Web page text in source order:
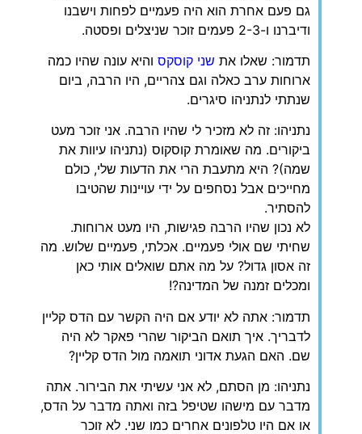
גם פעם אחרת הוא היה פעמיים לפחות וישבנו
ודיברנו ו-2-3 פעמים זוכר שניצלים ופסטה.
תדמור: שאלו את שני קוסקס והיא עונה שהיו כמה
ארוחות ערב כאלה וגם צהריים, היו הרבה, ביום
שנתתי לנתניהו סיגרים.
נתניהו: זה לא מזכיר לי שהיו הרבה. אני זוכר מעט
ביקורים. מה שאומרת קוסקוס (נתניהו עיוות את
שמה)? היא מתעבת הרי את הדעות שלי, כולם
מחייכים אבל נסחפים על ידי עויינות שהטיבו
להסתיר.
לא נכון שהיו הרבה פגישות, היו מעט ארוחות.
שחיתי שם אולי פעמיים. אכלתי, פעמיים שלוש. מה
זה אסון גדול? על מה אתם שואלים אותי כאן
ומכלים זמנה של המדינה?!
תדמור: אתה לא יודע אם היה הקשר עם הדס קליין
לדבריך. איך תואם הביקור שהרי פאקר לא היה
שם. האם הגעת אדוני תואמה מול הדס קליין?
נתניהו: מן הסתם, לא אני עשיתי את הבירור. אתה
מדבר עם מישהו שטיפל בזה ואתה מדבר על הדס,
או אם היו טלפונים אחרים כמו שני. לא זוכר